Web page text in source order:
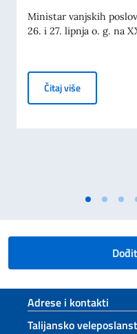
Ministar vanjskih
26. i 27. lipnja o. g. na
Čitaj višeMinistar
Footer section
Adrese i kontakti
Talijansko